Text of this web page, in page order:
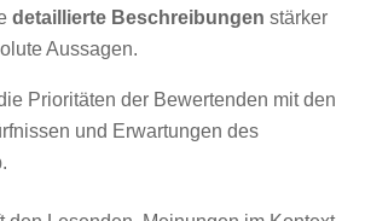
detaillierte Beschreibungen stärker
Aussagen.
Prioritäten der Bewertenden mit den
und Erwartungen des